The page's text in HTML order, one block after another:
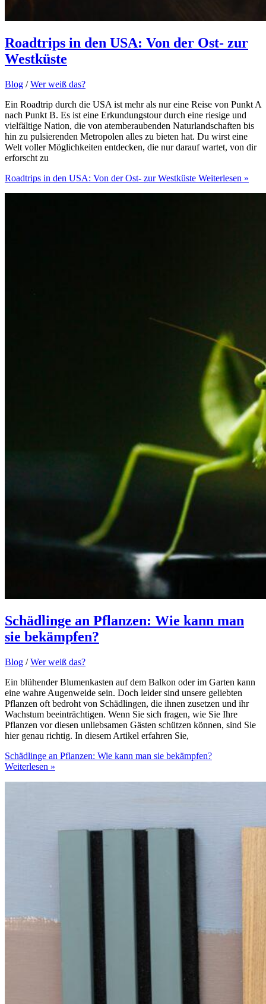
Roadtrips in den USA: Von der Ost- zur
Westküste
Blog /Wer weiß das?
Ein Roadtrip durch die USA ist mehr als nur eine Reise von Punkt A
nach Punkt B. Es ist eine Erkundungstour durch eine riesige und
vielfältige Nation, die von atemberaubenden Naturlandschaften bis
hin zu pulsierenden Metropolen alles zu bieten hat. Du wirst eine
Welt voller Möglichkeiten entdecken, die nur darauf wartet, von dir
erforscht zu
Roadtrips in den USA: Von der Ost- zur Westküste Weiterlesen »
Schädlinge an Pflanzen: Wie kann man
sie bekämpfen?
Blog /Wer weiß das?
Ein blühender Blumenkasten auf dem Balkon oder im Garten kann
eine wahre Augenweide sein. Doch leider sind unsere geliebten
Pflanzen oft bedroht von Schädlingen, die ihnen zusetzen und ihr
Wachstum beeinträchtigen. Wenn Sie sich fragen, wie Sie Ihre
Pflanzen vor diesen unliebsamen Gästen schützen können, sind Sie
hier genau richtig. In diesem Artikel erfahren Sie,
Schädlinge an Pflanzen: Wie kann man sie bekämpfen?
Weiterlesen »